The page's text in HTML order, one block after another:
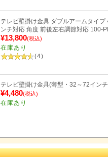
テレビ壁掛け金具 ダブルアームタイプ
ンチ対応 角度 前後左右調節対応 100-
¥13,800(税込)
在庫あり
(4)
テレビ壁掛け金具(薄型・32～72イン
¥4,480(税込)
在庫あり